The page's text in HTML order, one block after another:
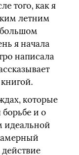
того, как я
летним
я начала
написала
которые
и о
идеальной